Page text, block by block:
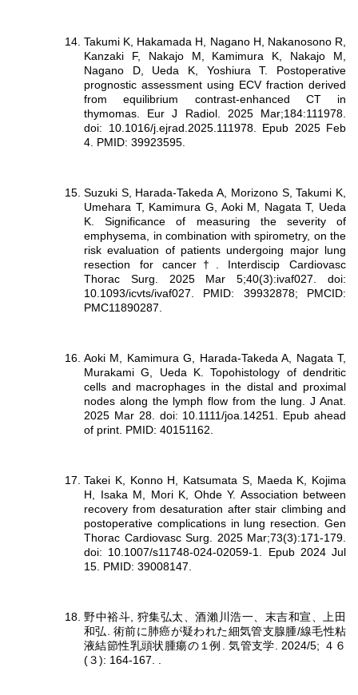
Takumi K, Hakamada H, Nagano H, Nakanosono R,
Kanzaki F, Nakajo M, Kamimura K, Nakajo M,
Nagano D, Ueda K, Yoshiura T. Postoperative
prognostic assessment using ECV fraction derived
from equilibrium contrast-enhanced CT in
thymomas. Eur J Radiol. 2025 Mar;184:111978.
doi: 10.1016/j.ejrad.2025.111978. Epub 2025 Feb
4. PMID: 39923595.
Suzuki S, Harada-Takeda A, Morizono S, Takumi K,
Umehara T, Kamimura G, Aoki M, Nagata T, Ueda
K. Significance of measuring the severity of
emphysema, in combination with spirometry, on the
risk evaluation of patients undergoing major lung
resection for cancer†. Interdiscip Cardiovasc
Thorac Surg. 2025 Mar 5;40(3):ivaf027. doi:
10.1093/icvts/ivaf027. PMID: 39932878; PMCID:
PMC11890287.
Aoki M, Kamimura G, Harada-Takeda A, Nagata T,
Murakami G, Ueda K. Topohistology of dendritic
cells and macrophages in the distal and proximal
nodes along the lymph flow from the lung. J Anat.
2025 Mar 28. doi: 10.1111/joa.14251. Epub ahead
of print. PMID: 40151162.
Takei K, Konno H, Katsumata S, Maeda K, Kojima
H, Isaka M, Mori K, Ohde Y. Association between
recovery from desaturation after stair climbing and
postoperative complications in lung resection. Gen
Thorac Cardiovasc Surg. 2025 Mar;73(3):171-179.
doi: 10.1007/s11748-024-02059-1. Epub 2024 Jul
15. PMID: 39008147.
野中裕斗, 狩集弘太、酒瀨川浩一、末吉和宣、上田
和弘. 術前に肺癌が疑われた細気管支腺腫/線毛性粘
液結節性乳頭状腫瘍の１例. 気管支学. 2024/5; ４６
(３): 164-167. .